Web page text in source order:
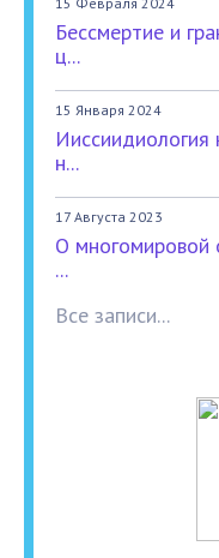
Бессмертие и
ц...
15 Января 2024
Ииссиидиология
н...
17 Августа 2023
О многомировой
...
Все записи...